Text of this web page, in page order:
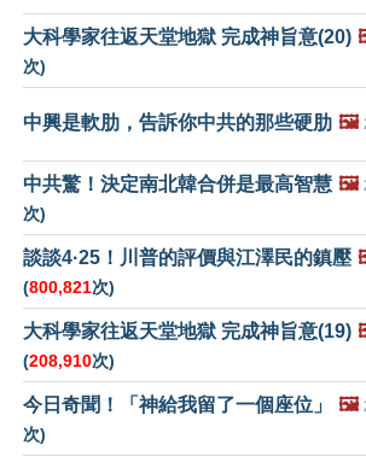
大科學家往返天堂地獄 完成神旨意(20)
次)
中興是軟肋，告訴你中共的那些硬肋 🖼️
中共驚！決定南北韓合併是最高智慧 🖼️
次)
談談4·25！川普的評價與江澤民的鎮壓
(800,821次)
大科學家往返天堂地獄 完成神旨意(19)
(208,910次)
今日奇聞！「神給我留了一個座位」 🖼️
次)